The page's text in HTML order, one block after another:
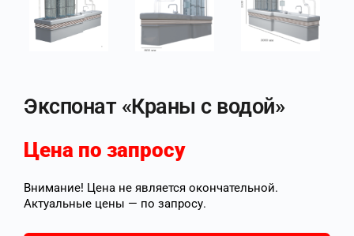
Экспонат «Краны с водой»
Цена по запросу
Внимание! Цена не является окончательной.
Актуальные цены — по запросу.